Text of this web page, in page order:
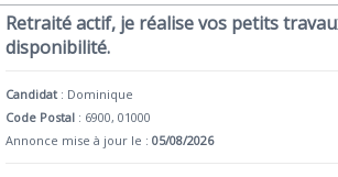
Retraité actif, je réalise vos petits
disponibilité.
Candidat : Dominique
Code Postal : 6900, 01000
Annonce mise à jour le :05/08/2026